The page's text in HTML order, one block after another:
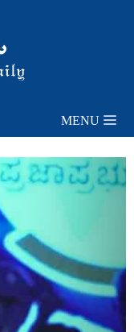
MENU